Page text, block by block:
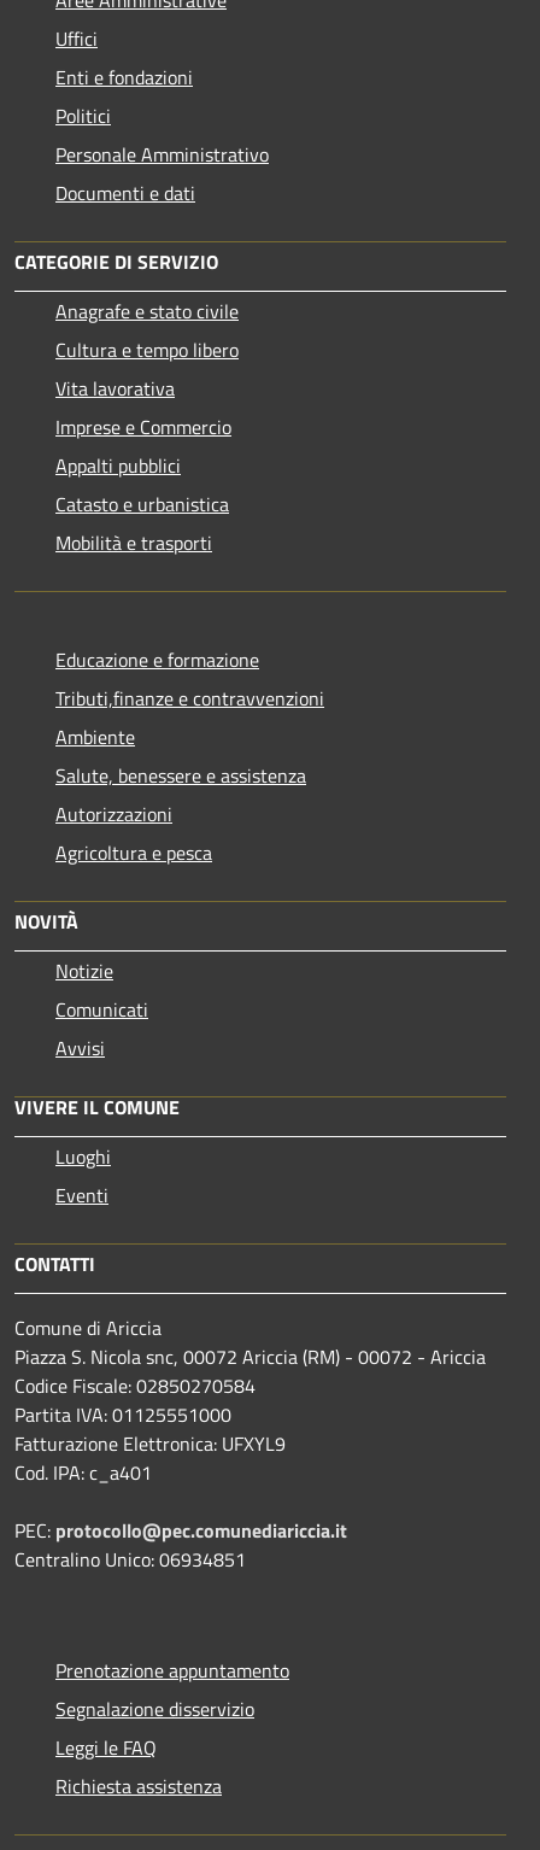
Uffici
Enti e fondazioni
Politici
Personale Amministrativo
Documenti e dati
CATEGORIE DI SERVIZIO
Anagrafe e stato civile
Cultura e tempo libero
Vita lavorativa
Imprese e Commercio
Appalti pubblici
Catasto e urbanistica
Mobilità e trasporti
Educazione e formazione
Tributi,finanze e contravvenzioni
Ambiente
Salute, benessere e assistenza
Autorizzazioni
Agricoltura e pesca
NOVITÀ
Notizie
Comunicati
Avvisi
VIVERE IL COMUNE
Luoghi
Eventi
CONTATTI
Comune di Ariccia
Piazza S. Nicola snc, 00072 Ariccia (RM) - 00072 - Ariccia
Codice Fiscale: 02850270584
Partita IVA: 01125551000
Fatturazione Elettronica: UFXYL9
Cod. IPA: c_a401
PEC: protocollo@pec.comunediariccia.it
Centralino Unico: 06934851
Prenotazione appuntamento
Segnalazione disservizio
Leggi le FAQ
Richiesta assistenza